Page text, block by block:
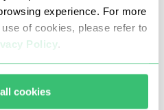
experience. For more
of cookies, please refer to
Policy.
cookies